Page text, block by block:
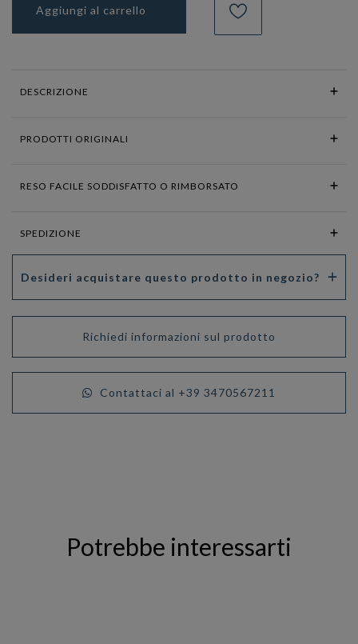
Aggiungi al carrello
DESCRIZIONE
PRODOTTI ORIGINALI
RESO FACILE SODDISFATTO O RIMBORSATO
SPEDIZIONE
Desideri acquistare questo prodotto in negozio?
Richiedi informazioni sul prodotto
Contattaci al +39 3470567211
Potrebbe interessarti